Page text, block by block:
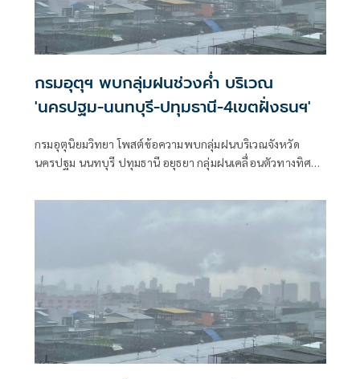
กรมอุตุฯ พบกลุ่มฝนช่วงค่ำ บริเวณ
'นครปฐม-นนทบุรี-ปทุมธานี-4เขตฝั่งธนฯ'
กรมอุตุนิยมวิทยา โพสต์ข้อความพบกลุ่มฝนบริเวณจังหวัด
นครปฐม นนทบุรี ปทุมธานี อยุธยา กลุ่มฝนเคลื่อนตัวทางทิศ